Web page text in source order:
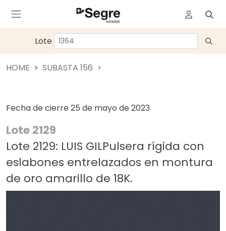
Lote
HOME SUBASTA 156
Fecha de cierre 25 de mayo de 2023
Lote 2129
Lote 2129: LUIS GILPulsera rígida con
eslabones entrelazados en montura
de oro amarillo de 18K.